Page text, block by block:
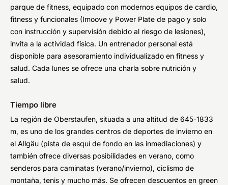
parque de fitness, equipado con modernos equipos de cardio,
fitness y funcionales (Imoove y Power Plate de pago y solo
con instrucción y supervisión debido al riesgo de lesiones),
invita a la actividad física. Un entrenador personal está
disponible para asesoramiento individualizado en fitness y
salud. Cada lunes se ofrece una charla sobre nutrición y
salud.
Tiempo libre
La región de Oberstaufen, situada a una altitud de 645-1833
m, es uno de los grandes centros de deportes de invierno en
el Allgäu (pista de esquí de fondo en las inmediaciones) y
también ofrece diversas posibilidades en verano, como
senderos para caminatas (verano/invierno), ciclismo de
montaña, tenis y mucho más. Se ofrecen descuentos en green